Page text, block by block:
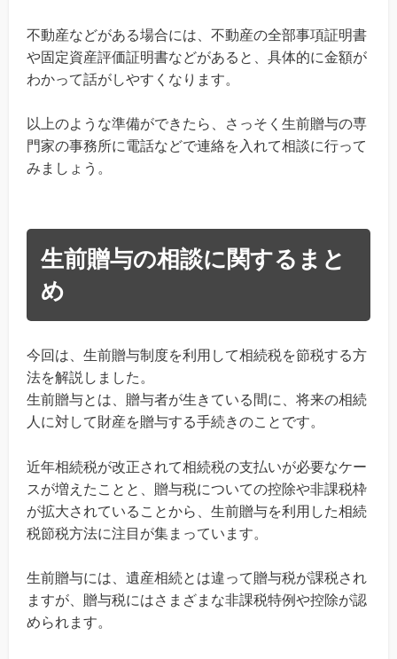
不動産などがある場合には、不動産の全部事項証明書
や固定資産評価証明書などがあると、具体的に金額が
わかって話がしやすくなります。
以上のような準備ができたら、さっそく生前贈与の専
門家の事務所に電話などで連絡を入れて相談に行って
みましょう。
生前贈与の相談に関するまと
め
今回は、生前贈与制度を利用して相続税を節税する方
法を解説しました。
生前贈与とは、贈与者が生きている間に、将来の相続
人に対して財産を贈与する手続きのことです。
近年相続税が改正されて相続税の支払いが必要なケー
スが増えたことと、贈与税についての控除や非課税枠
が拡大されていることから、生前贈与を利用した相続
税節税方法に注目が集まっています。
生前贈与には、遺産相続とは違って贈与税が課税され
ますが、贈与税にはさまざまな非課税特例や控除が認
められます。